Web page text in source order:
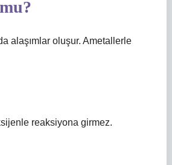
alaşımlar oluşur. Ametallerle
reaksiyona girmez.